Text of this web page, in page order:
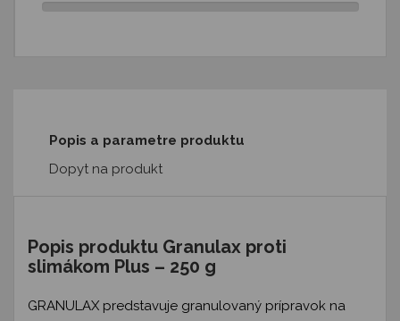
Popis a parametre produktu
Dopyt na produkt
Popis produktu Granulax proti
slimákom Plus – 250 g
GRANULAX predstavuje granulovaný prípravok na